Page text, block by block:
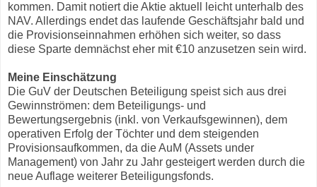
kommen. Damit notiert die Aktie aktuell leicht unterhalb des
NAV. Allerdings endet das laufende Geschäftsjahr bald und
die Provisionseinnahmen erhöhen sich weiter, so dass
diese Sparte demnächst eher mit €10 anzusetzen sein wird.
Meine Einschätzung
Die GuV der Deutschen Beteiligung speist sich aus drei
Gewinnströmen: dem Beteiligungs- und
Bewertungsergebnis (inkl. von Verkaufsgewinnen), dem
operativen Erfolg der Töchter und dem steigenden
Provisionsaufkommen, da die AuM (Assets under
Management) von Jahr zu Jahr gesteigert werden durch die
neue Auflage weiterer Beteiligungsfonds.